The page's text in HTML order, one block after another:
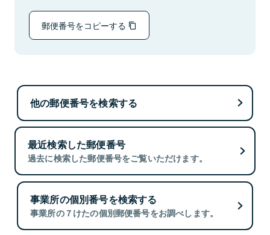
郵便番号をコピーする
他の郵便番号を検索する
最近検索した郵便番号
過去に検索した郵便番号をご覧いただけます。
事業所の個別番号を検索する
事業所の７けたの個別郵便番号をお調べします。